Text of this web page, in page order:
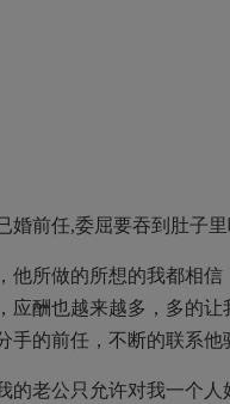
婚前任,委屈要吞到肚子里
他所做的所想的我都相
应酬也越来越多，多的
手的前任，不断的联系
的老公只允许对我一个